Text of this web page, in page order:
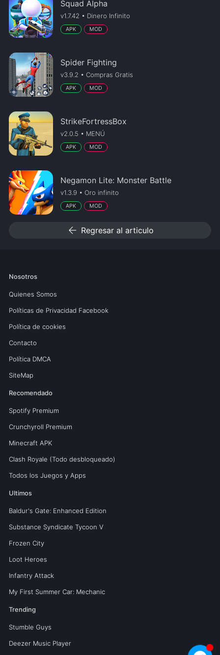
Squad Alpha
v1.7.42 • Dinero Infinito
APK MOD
Spider Fighting
v3.9.2 • Compras Gratis
APK MOD
StrikeFortressBox
v2.0.5 • MENÚ
APK MOD
Negamon Lite: Monster Battle
v1.3.9 • Oro infinito
APK MOD
arrow_back Regresar al articulo
Nosotros
Quienes Somos
Políticas de Privacidad Facebook
Política de cookies
Contacto
Política DMCA
SiteMap
Recomendado
Spotify Premium
Crunchyroll Premium
Minecraft APK
Clash Royale (Todo desbloqueado)
Todos los Juegos y Apps
Ultimos
Baldur's Gate: Enhanced Edition
Substance Syndicate Tycoon V
Frozen City
Loot Heroes
Infantry Attack
My First Summer Car: Mechanic
Trending
Stumble Guys
Deezer Music Player